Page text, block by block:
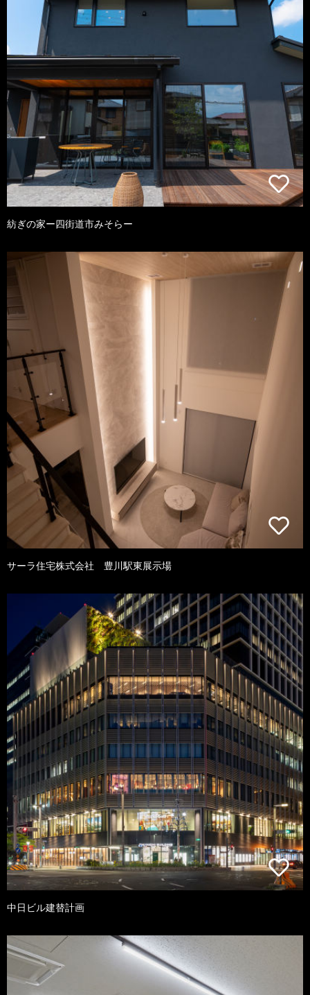
紡ぎの家ー四街道市みそらー
サーラ住宅株式会社 豊川駅東展示場
中日ビル建替計画